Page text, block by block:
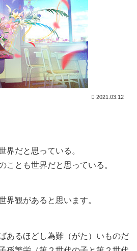
2021.03.12
界だと思っている。
ことも世界だと思っている。
界観があると思います。
あるほどし為難（がた）いものだ